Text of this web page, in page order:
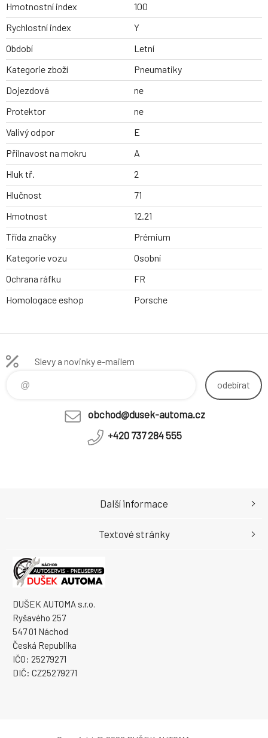
Hmotnostní index
100
Rychlostní index
Y
Období
Letní
Kategorie zboží
Pneumatiky
Dojezdová
ne
Protektor
ne
Valivý odpor
E
Přilnavost na mokru
A
Hluk tř.
2
Hlučnost
71
Hmotnost
12.21
Třída značky
Prémium
Kategorie vozu
Osobní
Ochrana ráfku
FR
Homologace eshop
Porsche
Slevy a novinky e-mailem
odebírat
obchod@dusek-automa.cz
+420 737 284 555
DUŠEK AUTOMA s.r.o.
Ryšavého 257
547 01 Náchod
Česká Republika
IČO: 25279271
DIČ: CZ25279271
Další informace
Textové stránky